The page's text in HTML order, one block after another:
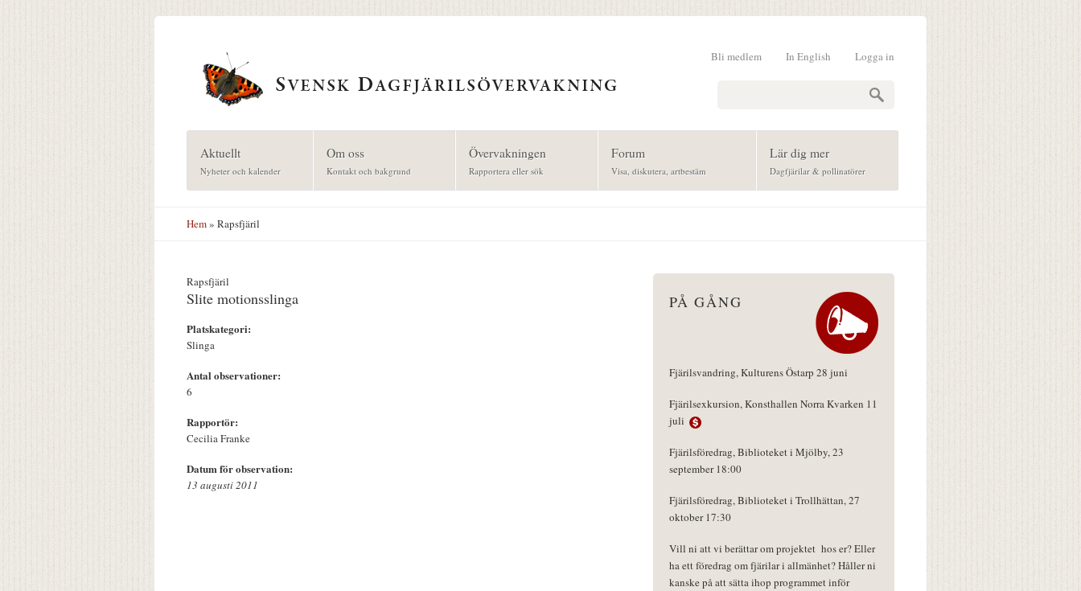
Logga in
In English
Bli medlem
Aktuellt
Nyheter och kalender
Om oss
Kontakt och bakgrund
Övervakningen
Rapportera eller sök
Forum
Visa, diskutera, artbestäm
Lär dig mer
Dagfjärilar & pollinatörer
Hem» Rapsfjäril
Rapsfjäril
Slite motionsslinga
Platskategori:
Slinga
Antal observationer:
6
Rapportör:
Cecilia Franke
Datum för observation:
13 augusti 2011
PÅ GÅNG
Fjärilsvandring, Kulturens Östarp 28 juni
Fjärilsexkursion, Konsthallen Norra Kvarken 11
juli
Fjärilsföredrag, Biblioteket i Mjölby, 23
september 18:00
Fjärilsföredrag, Biblioteket i Trollhättan, 27
oktober 17:30
Vill ni att vi berättar om projektet hos er? Eller
ha ett föredrag om fjärilar i allmänhet? Håller ni
kanske på att sätta ihop programmet inför